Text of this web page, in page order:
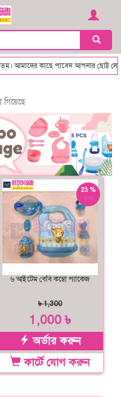
কাছে পাবেন আপনার ছোট্ট
গিয়েছে
23 %
৬ আইটেম বেবি কম্বো প্যাকেজ
৳ 1,300
1,000 ৳
অর্ডার করুন
কার্টে যোগ করুন